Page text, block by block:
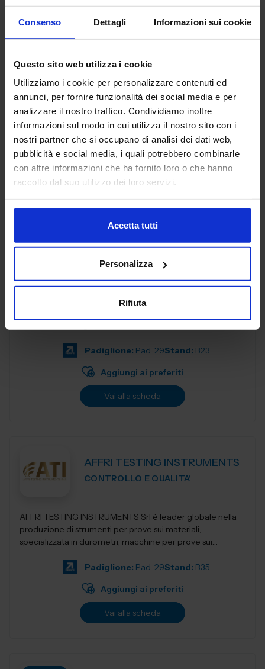
Consenso Dettagli Informazioni sui cookie
Questo sito web utilizza i cookie
Utilizziamo i cookie per personalizzare contenuti ed
annunci, per fornire funzionalità dei social media e per
analizzare il nostro traffico. Condividiamo inoltre
informazioni sul modo in cui utilizza il nostro sito con i
nostri partner che si occupano di analisi dei dati web,
pubblicità e social media, i quali potrebbero combinarle
con altre informazioni che ha fornito loro o che hanno
raccolto dal suo utilizzo dei loro servizi.
Accetta tutti
Personalizza
Rifiuta
4LEAN LDA
4Lean is a company dedicated to the creation and
implementation of Lean solutions on workstations, logistics
trains, supermarkets, warehouses, external logistics and
Lean management. Its product ca...
Padiglione:
Pad. 29 Stand: B08
Aggiungi ai preferiti
Vai alla scheda
A-SAFE ITALIA SRL
LOGISTICA
A-SAFE è leader mondiale nella produzione di barriere di
Padiglione: Pad. 29Stand: B23
Aggiungi ai preferiti
Vai alla scheda
AFFRI TESTING INSTRUMENTS
CONTROLLO E QUALITA'
AFFRI TESTING INSTRUMENTS Srl è leader globale nella
produzione di strumenti per prove sui materiali,
specializzata in durometri, macchine per prove sui
Padiglione: Pad. 29Stand: B35
Aggiungi ai preferiti
Vai alla scheda